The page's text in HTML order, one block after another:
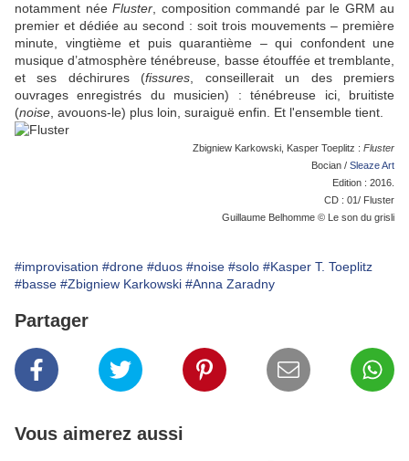
notamment née Fluster , composition commandé par le GRM au
premier et dédiée au second : soit trois mouvements – première
minute, vingtième et puis quarantième – qui confondent une
musique d’atmosphère ténébreuse, basse étouffée et tremblante,
et ses déchirures (fissures , conseillerait un des premiers
ouvrages enregistrés du musicien) : ténébreuse ici, bruitiste
(noise , avouons-le) plus loin, suraiguë enfin. Et l'ensemble tient.
Zbigniew Karkowski, Kasper Toeplitz : Fluster
Bocian / Sleaze Art
Edition : 2016.
CD : 01/ Fluster
Guillaume Belhomme © Le son du grisli
#improvisation #drone #duos #noise #solo #Kasper T. Toeplitz
#basse #Zbigniew Karkowski #Anna Zaradny
Partager
Vous aimerez aussi